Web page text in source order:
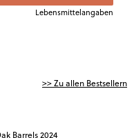
Lebensmittelangaben
>> Zu allen Bestsellern
Barrels 2024